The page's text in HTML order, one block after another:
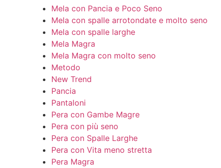
Mela con Pancia e Poco Seno
Mela con spalle arrotondate e molto seno
Mela con spalle larghe
Mela Magra
Mela Magra con molto seno
Metodo
New Trend
Pancia
Pantaloni
Pera con Gambe Magre
Pera con più seno
Pera con Spalle Larghe
Pera con Vita meno stretta
Pera Magra